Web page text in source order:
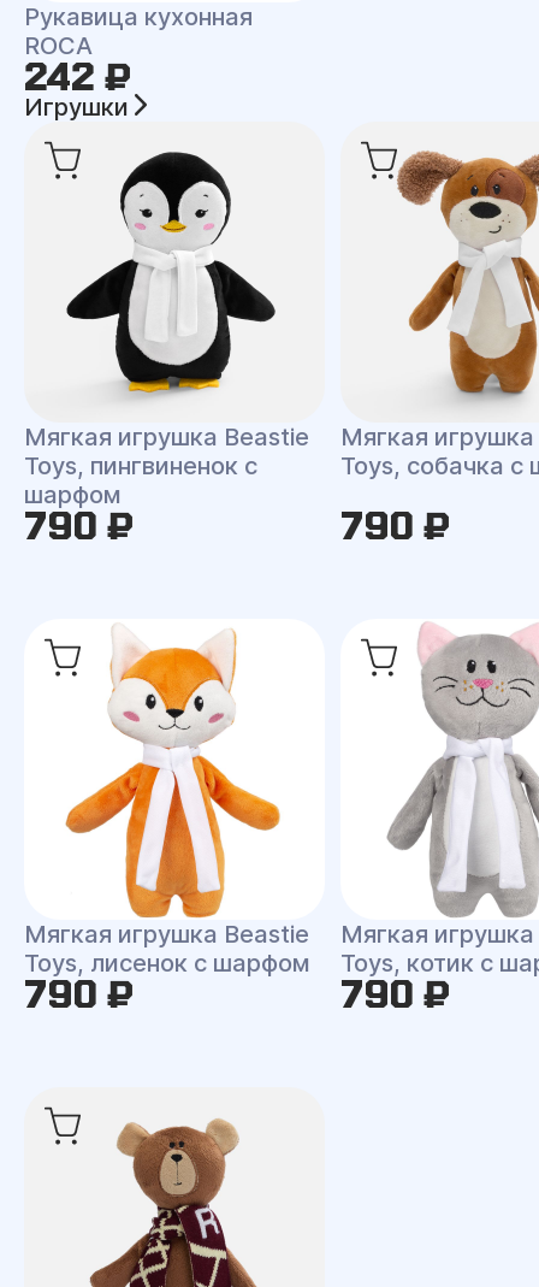
Рукавица кухонная
ROCA
242 ₽
Игрушки
Мягкая игрушка Beastie
Toys, пингвиненок с
шарфом
790 ₽
Мягкая
Toys, собачка
790 ₽
Мягкая игрушка Beastie
Toys, лисенок с шарфом
790 ₽
Мягкая
Toys, котик с
790 ₽